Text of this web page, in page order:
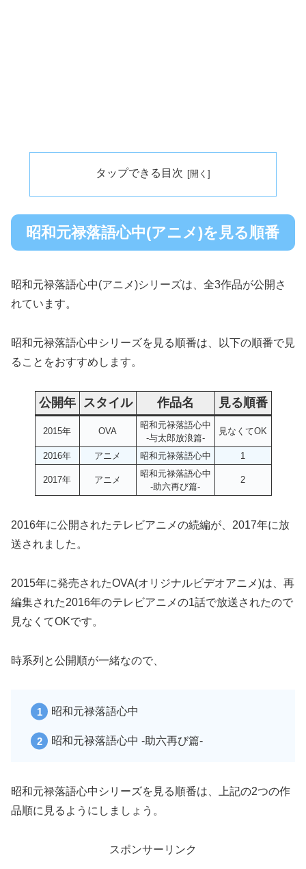
タップできる目次
昭和元禄落語心中(アニメ)を見る順番
昭和元禄落語心中(アニメ)シリーズは、全3作品が公開さ
れています。
昭和元禄落語心中シリーズを見る順番は、以下の順番で見
ることをおすすめします。
公開年 スタイル 作品名 見る順番
2015年 OVA
昭和元禄落語心中
-与太郎放浪篇-
見なくてOK
2016年 アニメ 昭和元禄落語心中 1
2017年 アニメ
昭和元禄落語心中
-助六再び篇-
2
2016年に公開されたテレビアニメの続編が、2017年に放
送されました。
2015年に発売されたOVA(オリジナルビデオアニメ)は、再
編集された2016年のテレビアニメの1話で放送されたので
見なくてOKです。
時系列と公開順が一緒なので、
昭和元禄落語心中
昭和元禄落語心中 -助六再び篇-
昭和元禄落語心中シリーズを見る順番は、上記の2つの作
品順に見るようにしましょう。
スポンサーリンク